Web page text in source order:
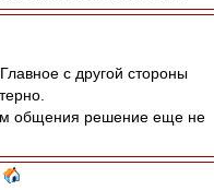
, Главное с другой стороны
общения решение еще не